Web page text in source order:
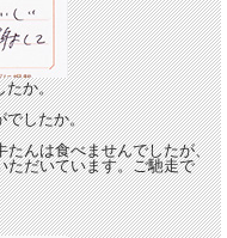
たか。
でしたか。
たんは食べませんでしたが、
ただいています。ご馳走で